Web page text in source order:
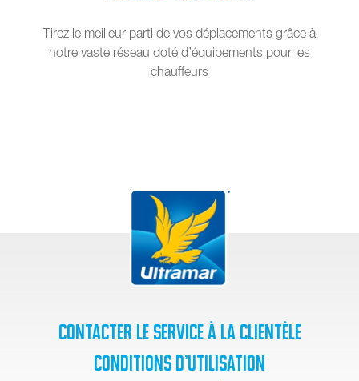
Tirez le meilleur parti de vos déplacements grâce à
notre vaste réseau doté d’équipements pour les
chauffeurs
Contacter le service à la clientèle
Conditions d’utilisation